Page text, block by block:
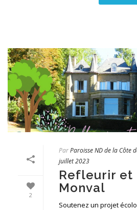
2
ParParoisse ND de la Côte
juillet 2023
Refleurir et
Monval
Soutenez un projet